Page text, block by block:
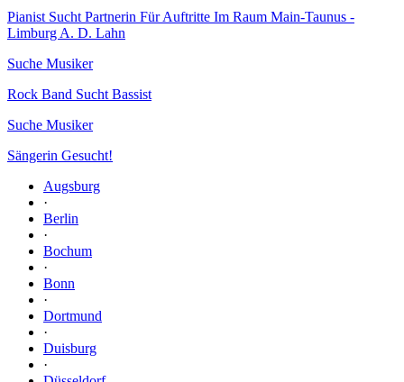
Pianist Sucht Partnerin Für Auftritte Im Raum Main-Taunus -
Limburg A. D. Lahn
Suche Musiker
Rock Band Sucht Bassist
Suche Musiker
Sängerin Gesucht!
Augsburg
·
Berlin
·
Bochum
·
Bonn
·
Dortmund
·
Duisburg
·